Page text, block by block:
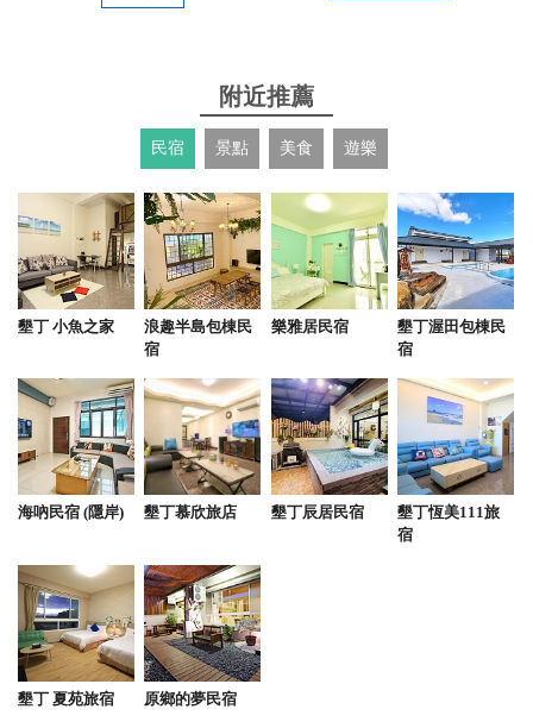
附近推薦
民宿 景點 美食 遊樂
墾丁 小魚之家
浪趣半島包棟民
宿
樂雅居民宿
墾丁渥田包棟民
宿
海吶民宿 (隱岸) 墾丁慕欣旅店 墾丁辰居民宿
墾丁恆美111旅
宿
墾丁 夏苑旅宿 原鄉的夢民宿